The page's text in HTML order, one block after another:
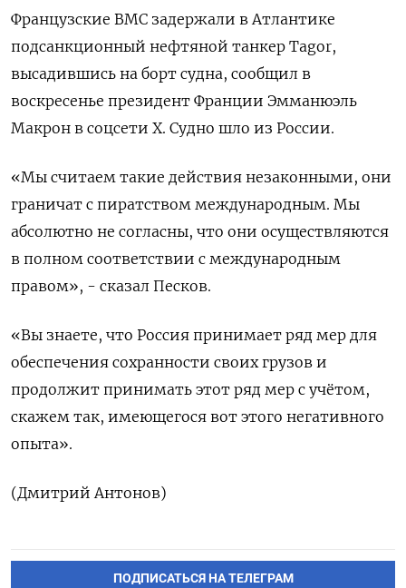
Французские ​ВМС задержали ⁠в Атлантике
‌подсанкционный нефтяной танкер Tagor,
‌высадившись на борт судна, сообщил ​в
воскресенье президент ‌Франции Эмманюэль
Макрон ​в соцсети X. Судно шло ‌из России.
«Мы считаем такие действия незаконными, они
граничат ​с пиратством ​международным. ‌Мы
абсолютно не согласны, ​что они осуществляются
в полном соответствии с международным
правом», - сказал Песков.
«Вы знаете, что Россия принимает ряд мер ​для
⁠обеспечения сохранности своих грузов и
продолжит ‌принимать этот ряд ‌мер с учётом,
скажем так, имеющегося ​вот этого негативного
‌опыта».
(Дмитрий Антонов)
ПОДПИСАТЬСЯ НА ТЕЛЕГРАМ